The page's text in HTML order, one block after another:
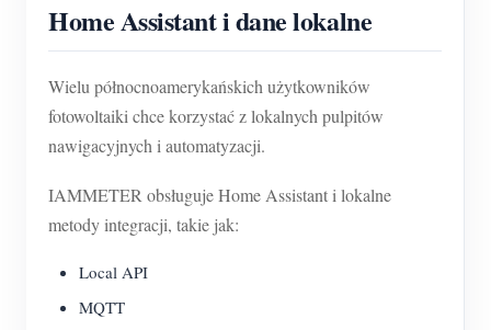
Home Assistant i dane lokalne
Wielu północnoamerykańskich użytkowników
fotowoltaiki chce korzystać z lokalnych pulpitów
nawigacyjnych i automatyzacji.
IAMMETER obsługuje Home Assistant i lokalne
metody integracji, takie jak:
Local API
MQTT